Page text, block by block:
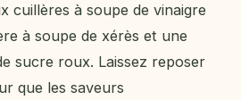
cuillères à soupe de vinaigre
à soupe de xérès et une
sucre roux. Laissez reposer
que les saveurs